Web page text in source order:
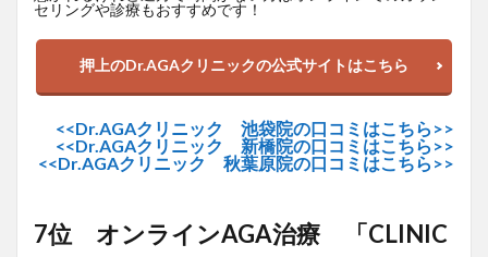
セリングや診療もおすすめです！
押上のDr.AGAクリニックの公式サイトはこちら
<<Dr.AGAクリニック 池袋院の口コミはこちら>>
<<Dr.AGAクリニック 新橋院の口コミはこちら>>
<<Dr.AGAクリニック 秋葉原院の口コミはこちら>>
7位 オンラインAGA治療 「CLINIC